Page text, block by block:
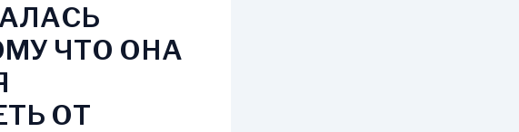
ЧТО ОНА
ОТ